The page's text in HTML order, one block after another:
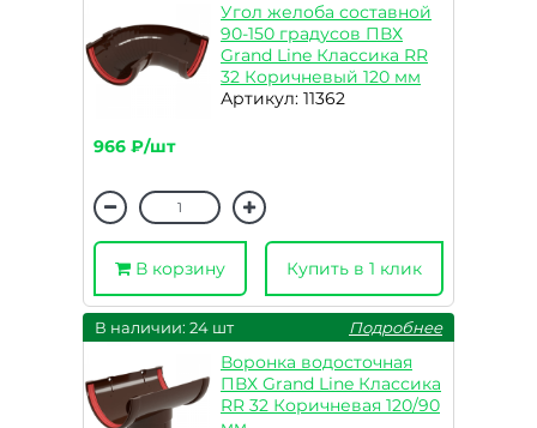
Угол желоба составной
90-150 градусов ПВХ
Grand Line Классика RR
32 Коричневый 120 мм
Артикул: 11362
966 ₽/шт
В корзину Купить в 1 клик
В наличии: 24 шт Подробнее
Воронка водосточная
ПВХ Grand Line Классика
RR 32 Коричневая 120/90